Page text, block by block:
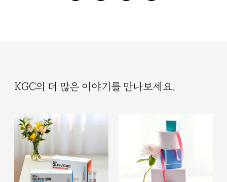
KGC의 더 많은 이야기를 만나보세요.